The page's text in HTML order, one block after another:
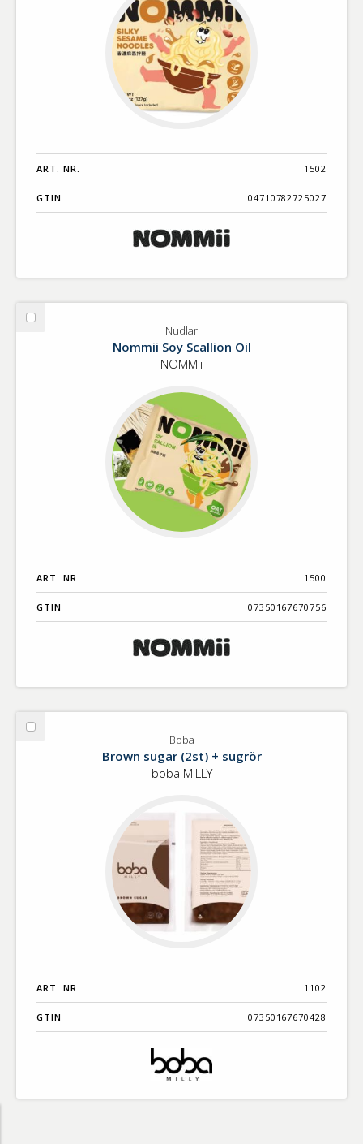
ART. NR. 1502
GTIN 04710782725027
Välj
Nudlar
Nommii Soy Scallion Oil
NOMMii
ART. NR. 1500
GTIN 07350167670756
Välj
Boba
Brown sugar (2st) + sugrör
boba MILLY
ART. NR. 1102
GTIN 07350167670428